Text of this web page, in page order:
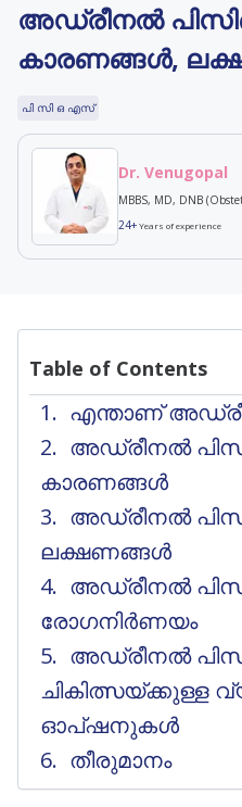
അഡ്രീനൽ
കാരണങ്ങൾ,
പി സി ഒ എസ്
Dr. Venugopal
MBBS, MD, DNB
24+Years of experience
Table of Contents
എന്താണ്
അഡ്രീനൽ
കാരണങ്ങൾ
അഡ്രീനൽ
ലക്ഷണങ്ങൾ
അഡ്രീനൽ
രോഗനിർണയം
അഡ്രീനൽ
ചികിത്സയ്ക്കുള്ള
ഓപ്ഷനുകൾ
തീരുമാനം